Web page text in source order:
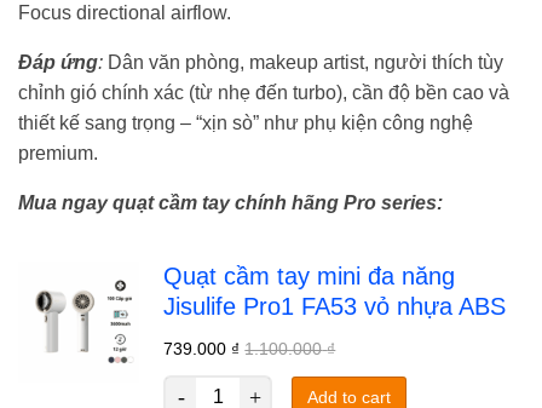
Focus directional airflow.
Đáp ứng: Dân văn phòng, makeup artist, người thích tùy
chỉnh gió chính xác (từ nhẹ đến turbo), cần độ bền cao và
thiết kế sang trọng – “xịn sò” như phụ kiện công nghệ
premium.
Mua ngay quạt cầm tay chính hãng Pro series:
Quạt cầm tay mini đa năng
Jisulife Pro1 FA53 vỏ nhựa ABS
739.000 ₫ 1.100.000 ₫
Add to cart